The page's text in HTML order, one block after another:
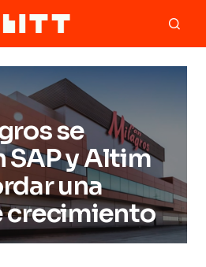
se
SAP y Altim
una
crecimiento